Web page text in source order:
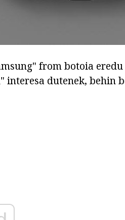
from botoia eredu
interesa dutenek, behin